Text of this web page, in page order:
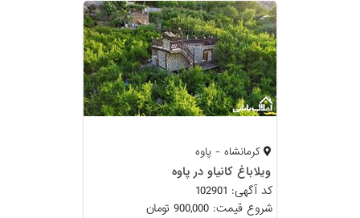
کرمانشاه - پاوه
ویلاباغ کانیاو در پاوه
کد آگهی: 102901
شروع قیمت: 900,000 تومان